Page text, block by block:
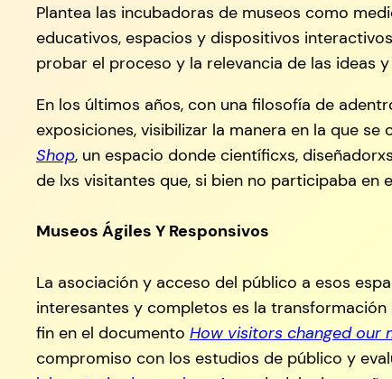
Plantea las incubadoras de museos como
educativos, espacios y dispositivos
probar el proceso y la relevancia de las ideas
En los últimos años, con una filosofía de
exposiciones, visibilizar la manera en la que
Shop, un espacio donde científicxs,
de lxs visitantes que, si bien no participaba en
Museos Ágiles Y Responsivos
La asociación y acceso del público a esos
interesantes y completos es la transformación
fin en el documento How visitors changed our
compromiso con los estudios de público y